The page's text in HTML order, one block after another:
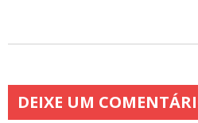
DEIXE UM